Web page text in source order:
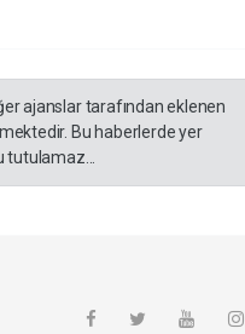
ajanslar tarafından eklenen
Bu haberlerde yer